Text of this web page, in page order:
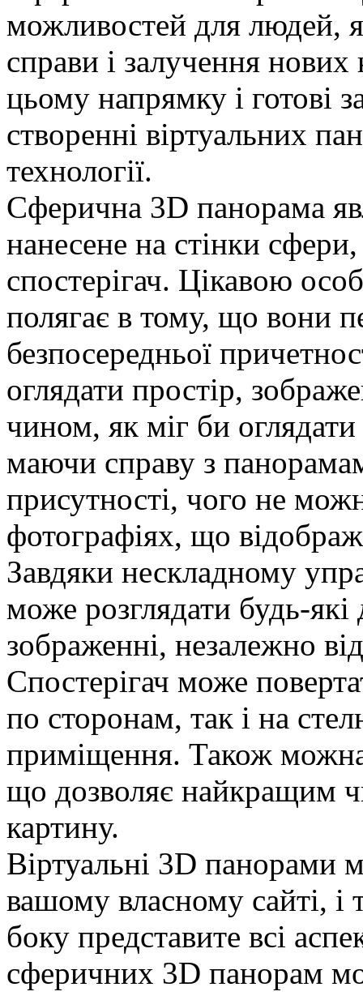
можливостей для людей,
справи і залучення
цьому напрямку і готові
створенні віртуальних
технології.
Сферична 3D панорама
нанесене на стінки
спостерігач. Цікавою
полягає в тому, що вони
безпосередньої
оглядати простір,
чином, як міг би
маючи справу з
присутності, чого не
фотографіях, що
Завдяки нескладному
може розглядати будь-
зображенні, незалежно
Спостерігач може
по сторонам, так і на
приміщення. Також
що дозволяє найкращим
картину.
Віртуальні 3D панорами
вашому власному сайті, і
боку представите всі
сферичних 3D панорам